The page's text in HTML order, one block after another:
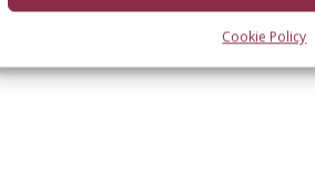
Cookie Policy
campagne commerciali secondo l'analisi